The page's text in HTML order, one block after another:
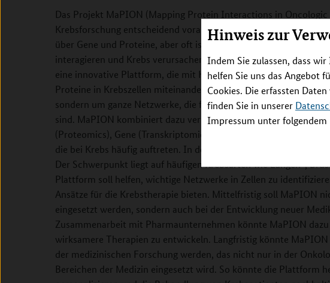
Hinweis zur
Indem Sie zulassen, dass
helfen Sie uns das Angebot
Cookies. Die erfassten
finden Sie in unserer
Impressum unter folgendem
Das Projekt MaPION (Mapping Protein Interactions in
Krebsforschung entscheidend voranbringen. In der
über Gene und Proteine, aber oft ist unklar, wie diese Moleküle
interagieren und Krebs verursachen oder vorantreiben. Genau
eine innovative Plattform, die mit Hilfe moderner künstlicher
Proteine in Krebszellen miteinander interagieren. Dabei geht es
sondern um ganze Netzwerke, die für das Wachstum und die
sind. MaPION kombiniert dazu verschiedene Datentypen wie
(Proteomics), Gene (Transkriptomics) und spezifische genetische
die bei Krebs häufig auftreten. In den ersten zwei Jahren wird
Der Schwerpunkt liegt auf häufigen Krebsarten wie Lungen-,
Plattform soll helfen, wichtige Netzwerke in Zellen zu
Ansätze für die Krebstherapie bieten. Mittelfristig soll MaPION
eingesetzt werden, sondern auch bei der Entwicklung neuer
Zusammenarbeit mit Pharmaunternehmen könnte MaPION
wirksamere Therapien zu entwickeln. Langfristig könnte
der medizinischen Forschung werden, das nicht nur in der
Bereichen der Medizin eingesetzt wird. So könnte die Plattform